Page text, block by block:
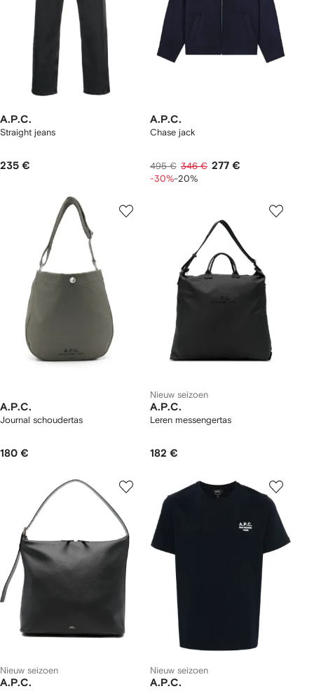
A.P.C.
Straight jeans
235 €
A.P.C.
Chase jack
495 € 346 € 277 €
-30%-20%
A.P.C.
Journal schoudertas
180 €
Nieuw seizoen
A.P.C.
Leren messengertas
182 €
Nieuw seizoen
A.P.C.
Nieuw seizoen
A.P.C.